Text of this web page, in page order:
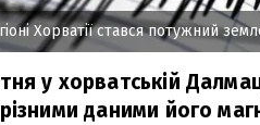
Хорватії стався потужний
у хорватській
даними його